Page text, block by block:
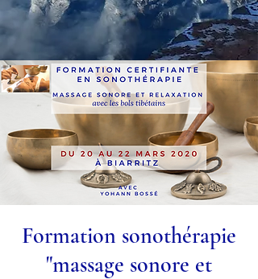
Formation sonothérapie
"massage sonore et